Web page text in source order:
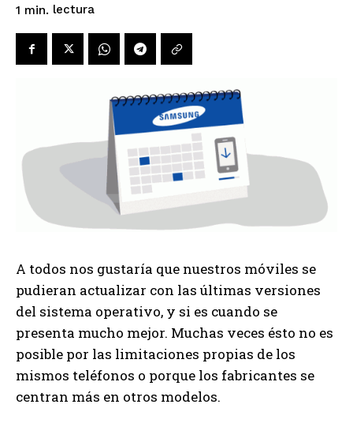
1 min. lectura
A todos nos gustaría que nuestros móviles se
pudieran actualizar con las últimas versiones
del sistema operativo, y si es cuando se
presenta mucho mejor. Muchas veces ésto no es
posible por las limitaciones propias de los
mismos teléfonos o porque los fabricantes se
centran más en otros modelos.